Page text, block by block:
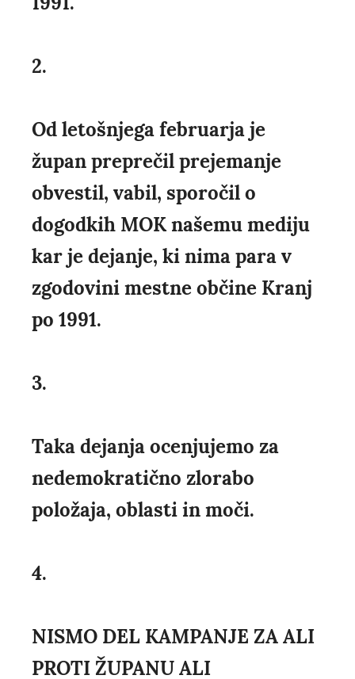
2.
Od letošnjega februarja je
župan preprečil prejemanje
obvestil, vabil, sporočil o
dogodkih MOK našemu mediju
kar je dejanje, ki nima para v
zgodovini mestne občine Kranj
po 1991.
3.
Taka dejanja ocenjujemo za
nedemokratično zlorabo
položaja, oblasti in moči.
4.
NISMO DEL KAMPANJE ZA ALI
PROTI ŽUPANU ALI